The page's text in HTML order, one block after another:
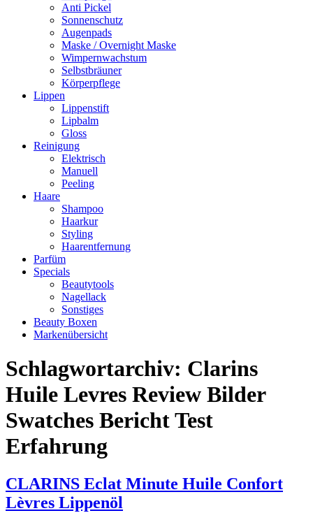
Anti Pickel
Sonnenschutz
Augenpads
Maske / Overnight Maske
Wimpernwachstum
Selbstbräuner
Körperpflege
Lippen
Lippenstift
Lipbalm
Gloss
Reinigung
Elektrisch
Manuell
Peeling
Haare
Shampoo
Haarkur
Styling
Haarentfernung
Parfüm
Specials
Beautytools
Nagellack
Sonstiges
Beauty Boxen
Markenübersicht
Schlagwortarchiv: Clarins
Huile Levres Review Bilder
Swatches Bericht Test
Erfahrung
CLARINS Eclat Minute Huile Confort
Lèvres Lippenöl